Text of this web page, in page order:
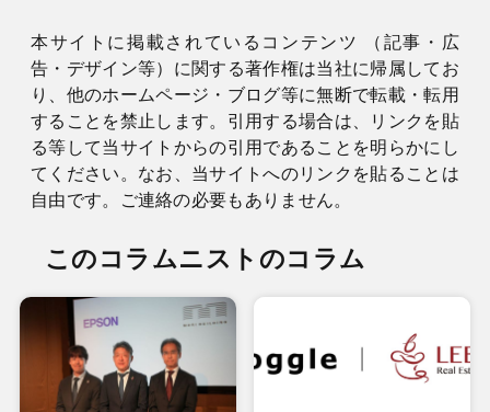
本サイトに掲載されているコンテンツ （記事・広
告・デザイン等）に関する著作権は当社に帰属してお
り、他のホームページ・ブログ等に無断で転載・転用
することを禁止します。引用する場合は、リンクを貼
る等して当サイトからの引用であることを明らかにし
てください。なお、当サイトへのリンクを貼ることは
自由です。ご連絡の必要もありません。
このコラムニストのコラム